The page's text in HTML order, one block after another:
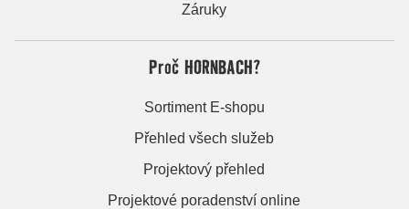
Záruky
Proč HORNBACH?
Sortiment E-shopu
Přehled všech služeb
Projektový přehled
Projektové poradenství online